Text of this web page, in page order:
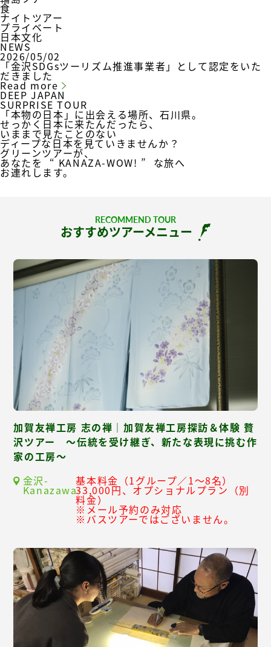
食
ナイトツアー
プライベート
日本文化
NEWS
2026/05/02
「金沢SDGsツーリズム推進事業者」として認定をいた
だきました
Read more
DEEP JAPAN
SURPRISE TOUR
「本物の日本」に出会える場所、石川県。
せっかく日本に来たんだったら、
いままで見たことのない
ディープな日本を見ていきませんか？
グリーンツアーが、
あなたを “ KANAZA-WOW! ” な旅へ
お連れします。
RECOMMEND TOUR
おすすめツアーメニュー
加賀友禅工房 志の禅｜加賀友禅工房探訪＆体験 贅
沢ツアー ～伝統を受け継ぎ、新たな表現に挑む作
家の工房～
金沢-
Kanazawa-
基本料金（1グループ／1～8名）
33,000円、オプショナルプラン（別
料金）
※メール予約のみ対応
※バスツアーではございません。